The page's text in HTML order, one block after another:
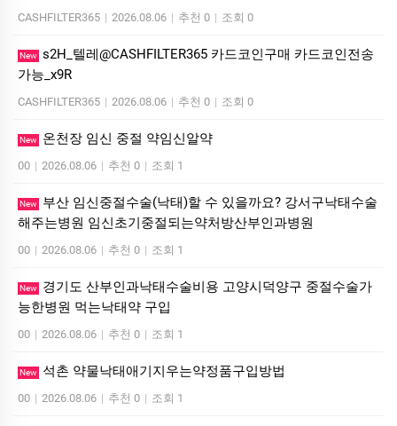
CASHFILTER365 | 2026.08.06 | 추천 0 | 조회 0
New s2H_텔레@CASHFILTER365 카드코인구매 카드코인전송
가능_x9R
CASHFILTER365 | 2026.08.06 | 추천 0 | 조회 0
New 온천장 임신 중절 약임신알약
00 | 2026.08.06 | 추천 0 | 조회 1
New
부산 임신중절수술(낙태)할 수 있을까요? 강서구낙태수술
해주는병원 임신초기중절되는약처방산부인과병원
00 | 2026.08.06 | 추천 0 | 조회 1
New
경기도 산부인과낙태수술비용 고양시덕양구 중절수술가
능한병원 먹는낙­태약 구입
00 | 2026.08.06 | 추천 0 | 조회 1
New 석촌 약물낙태애기지우는약정품구입방법
00 | 2026.08.06 | 추천 0 | 조회 1